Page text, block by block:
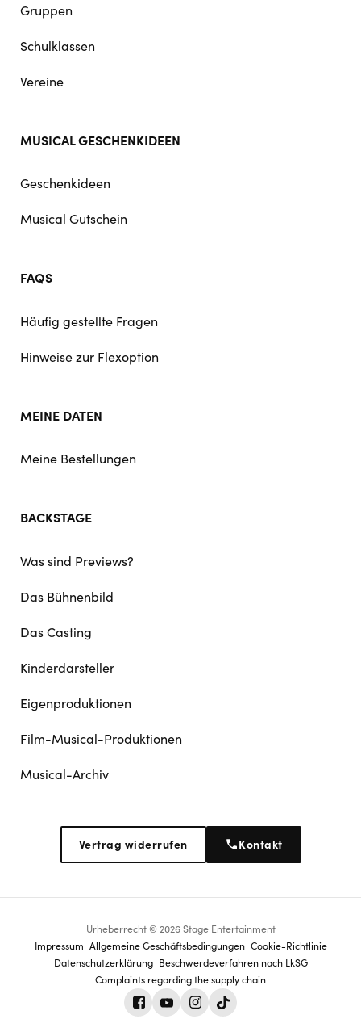
Sommer-Aktion nur bis 24.08.
Gruppen
Schulklassen
Vereine
MUSICAL GESCHENKIDEEN
Geschenkideen
Musical Gutschein
FAQS
Häufig gestellte Fragen
Hinweise zur Flexoption
MEINE DATEN
Meine Bestellungen
BACKSTAGE
Was sind Previews?
Das Bühnenbild
Das Casting
Kinderdarsteller
Eigenproduktionen
Film-Musical-Produktionen
Musical-Archiv
Vertrag widerrufen Kontakt
Urheberrecht © 2026 Stage Entertainment
Footer
navigation
Impressum Allgemeine Geschäftsbedingungen Cookie-Richtlinie
Datenschutz­erklärung Beschwerdeverfahren nach LkSG
Complaints regarding the supply chain
FacebookYoutubeInstagram
Tiktok